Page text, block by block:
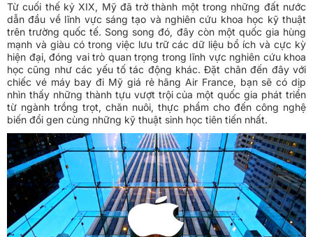
Từ cuối thế kỷ XIX, Mỹ đã trở thành một trong những đất nước
dẫn đầu về lĩnh vực sáng tạo và nghiên cứu khoa học kỹ thuật
trên trường quốc tế. Song song đó, đây còn một quốc gia hùng
mạnh và giàu có trong việc lưu trữ các dữ liệu bổ ích và cực kỳ
hiện đại, đóng vai trò quan trọng trong lĩnh vực nghiên cứu khoa
học cũng như các yếu tố tác động khác. Đặt chân đến đây với
chiếc vé máy bay đi Mỹ giá rẻ hãng Air France, bạn sẽ có dịp
nhìn thấy những thành tựu vượt trội của một quốc gia phát triển
từ ngành trồng trọt, chăn nuôi, thực phẩm cho đến công nghệ
biến đổi gen cùng những kỹ thuật sinh học tiên tiến nhất.